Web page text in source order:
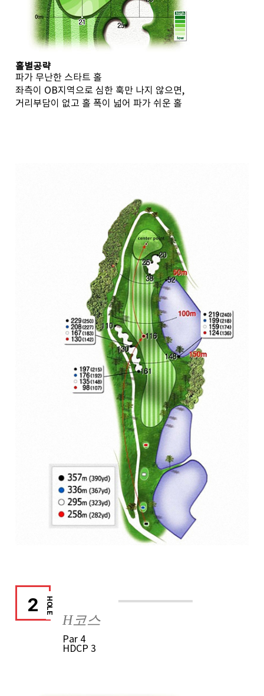
홀별공략
파가 무난한 스타트 홀
좌측이 OB지역으로 심한 훅만 나지 않으면,
거리부담이 없고 홀 폭이 넓어 파가 쉬운 홀
2 HOLE
H코스
Par 4
HDCP 3